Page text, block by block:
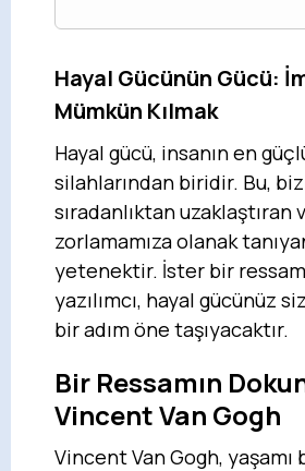
Hayal Gücünün Gücü:
Mümkün Kılmak
Hayal gücü, insanın en
silahlarından biridir. Bu,
sıradanlıktan uzaklaştıran
zorlamamıza olanak
yetenektir. İster bir
yazılımcı, hayal gücünüz
bir adım öne taşıyacaktır.
Bir Ressamın
Vincent Van Gogh
Vincent Van Gogh, yaşamı